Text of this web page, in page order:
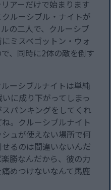
アーだけで始まります
ルーシブル・ナイトが
の二人で、クルーシブ
ミスベゴットン・ウォ
、同時に2体の敵を倒す
ーシブルナイトは単純
に成り下がってしまっ
パンキングをしてくれ
。クルーシブルナイト
ュが使えない場所で何
るのは間違いないんだ
勝なんだから、彼の力
めつけないなんて馬鹿